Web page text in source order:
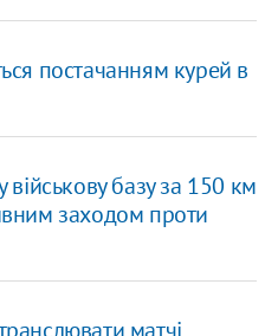
постачанням курей в
військову базу за 150 км
заходом проти